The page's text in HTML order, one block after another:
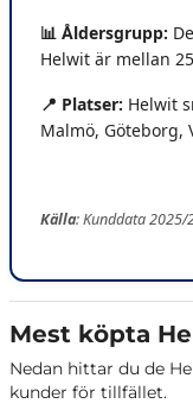
📊 Åldersgrupp:
Helwit är mellan
📍 Platser: Helwit
Malmö, Göteborg,
Källa: Kunddata 2025/
Mest köpta
Nedan hittar du de
kunder för tillfället.